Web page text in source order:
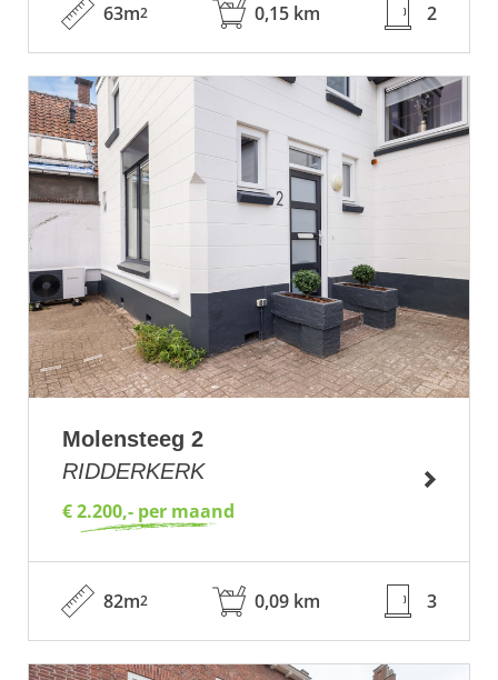
63m2 0,15 km 2
Molensteeg 2
RIDDERKERK
€ 2.200,- per maand
82m2 0,09 km 3